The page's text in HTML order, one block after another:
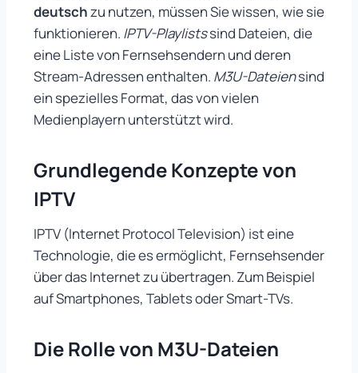
deutschzu nutzen, müssen Sie wissen, wie sie
funktionieren. IPTV-Playlistssind Dateien, die
eine Liste von Fernsehsendern und deren
Stream-Adressen enthalten. M3U-Dateiensind
ein spezielles Format, das von vielen
Medienplayern unterstützt wird.
Grundlegende Konzepte von
IPTV
IPTV (Internet Protocol Television) ist eine
Technologie, die es ermöglicht, Fernsehsender
über das Internet zu übertragen. Zum Beispiel
auf Smartphones, Tablets oder Smart-TVs.
Die Rolle von M3U-Dateien